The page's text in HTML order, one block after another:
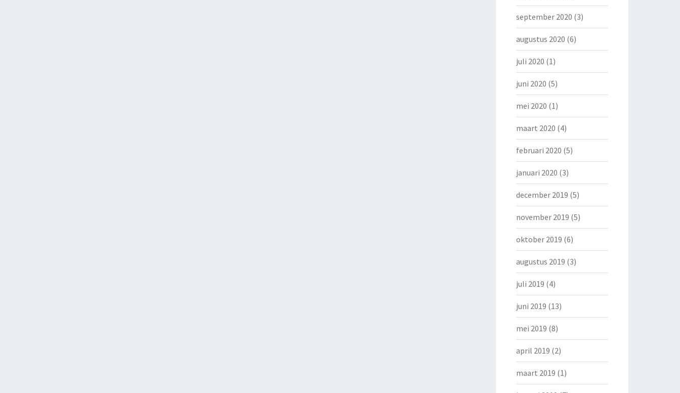
september 2020 (3)
augustus 2020 (6)
juli 2020 (1)
juni 2020 (5)
mei 2020 (1)
maart 2020 (4)
februari 2020 (5)
januari 2020 (3)
december 2019 (5)
november 2019 (5)
oktober 2019 (6)
augustus 2019 (3)
juli 2019 (4)
juni 2019 (13)
mei 2019 (8)
april 2019 (2)
maart 2019 (1)